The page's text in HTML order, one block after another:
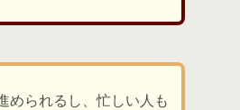
められるし、忙しい人も